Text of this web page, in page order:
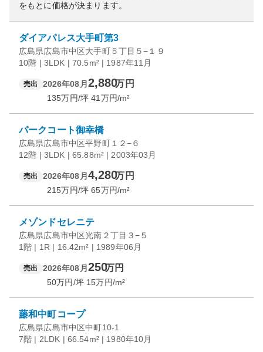
をもとに価格が決まります。
ダイアパレス大手町第3
広島県広島市中区大手町５丁目５−１９
10階 | 3LDK | 70.5m² | 1987年11月
売出 2026年08月 2,880万円
135万円/坪 41 万円/m²
パークコート御幸橋
広島県広島市中区平野町１２−６
12階 | 3LDK | 65.88m² | 2003年03月
売出 2026年08月 4,280万円
215万円/坪 65万円/m²
メゾンドセレニテ
広島県広島市中区光南２丁目３−５
1階 | 1R | 16.42m² | 1989年06月
売出 2026年08月 250万円
50万円/坪 15万円/m²
藤和中町コープ
広島県広島市中区中町10-1
7階 | 2LDK | 66.54m² | 1980年10月